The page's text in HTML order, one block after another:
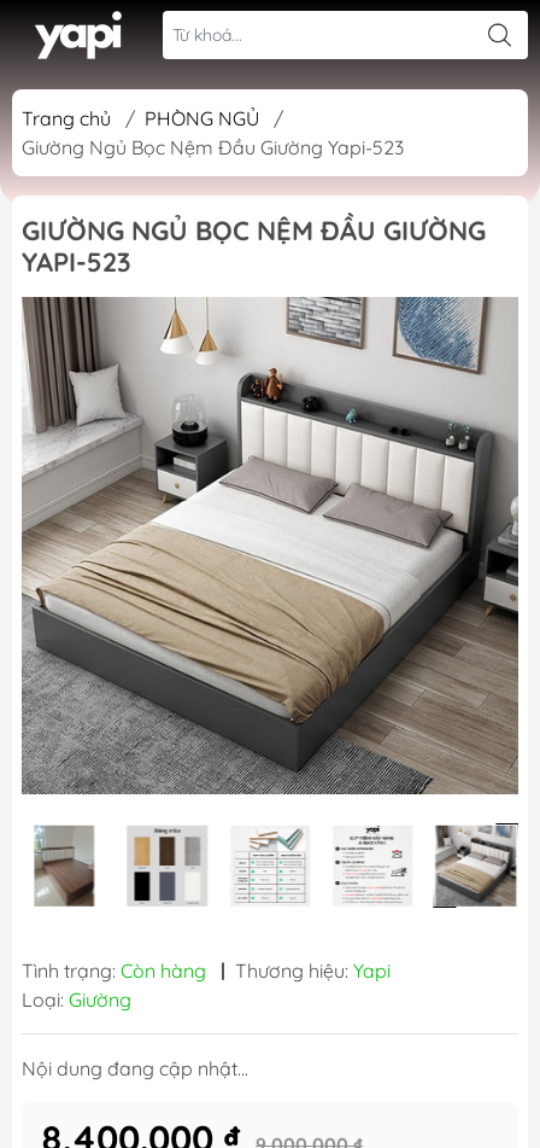
Trang chủ / PHÒNG NGỦ
/
Giường Ngủ Bọc Nệm Đầu Giường Yapi-523
GIƯỜNG NGỦ BỌC NỆM ĐẦU GIƯỜNG
YAPI-523
Tình trạng: Còn hàng | Thương hiệu: Yapi
Loại: Giường
Nội dung đang cập nhật...
8.400.000 ₫